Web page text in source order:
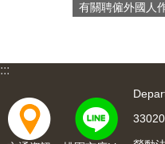
首
頁
有關聘僱外國人
:::